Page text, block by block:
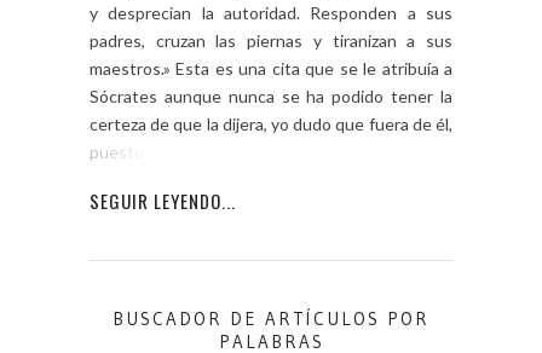
y desprecian la autoridad. Responden a sus
padres, cruzan las piernas y tiranizan a sus
maestros.» Esta es una cita que se le atribuía a
Sócrates aunque nunca se ha podido tener la
certeza de que la dijera, yo dudo que fuera de él,
puesto que […]
SEGUIR LEYENDO...
BUSCADOR DE ARTÍCULOS POR
PALABRAS